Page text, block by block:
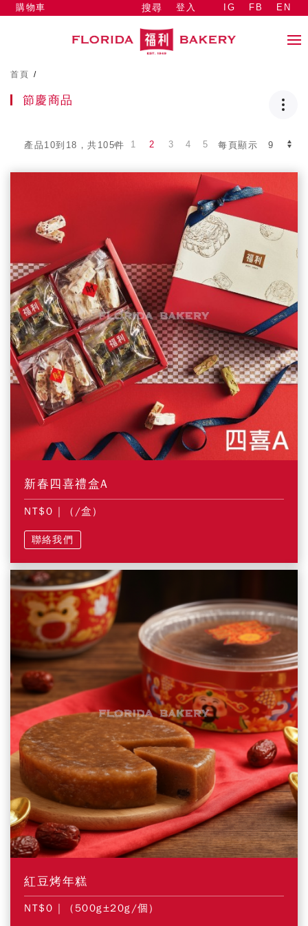
搜尋 登入
購物車 IG FB EN
首頁 /
節慶商品
產品10到18，共105件 每頁顯示
1 2 3 4 5
新春四喜禮盒A
NT$0 | (/盒)
聯絡我們
紅豆烤年糕
NT$0 | (500g±20g/個)